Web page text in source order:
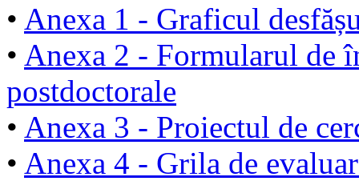
• Anexa 1 - Graficul
• Anexa 2 - Formularul de
postdoctorale
• Anexa 3 - Proiectul de
• Anexa 4 - Grila de